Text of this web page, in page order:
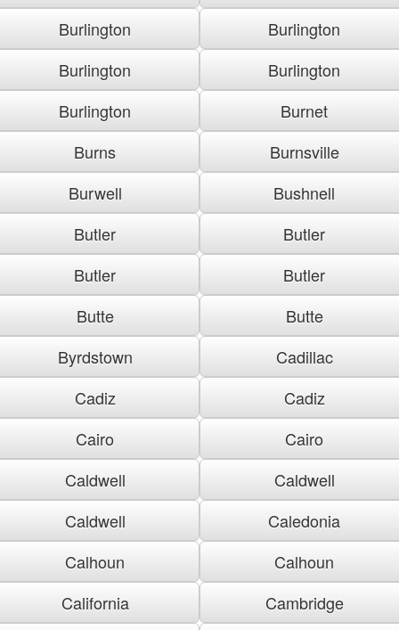
Burlington
Burlington
Burlington
Burlington
Burlington
Burnet
Burns
Burnsville
Burwell
Bushnell
Butler
Butler
Butler
Butler
Butte
Butte
Byrdstown
Cadillac
Cadiz
Cadiz
Cairo
Cairo
Caldwell
Caldwell
Caldwell
Caledonia
Calhoun
Calhoun
California
Cambridge